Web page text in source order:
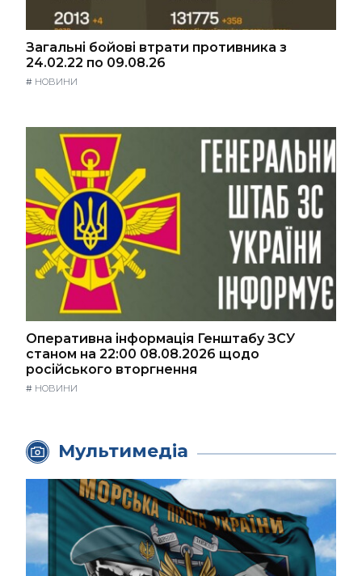
Загальні бойові втрати противника з
24.02.22 по 09.08.26
# НОВИНИ
Оперативна інформація Генштабу ЗСУ
станом на 22:00 08.08.2026 щодо
російського вторгнення
# НОВИНИ
Мультимедіа